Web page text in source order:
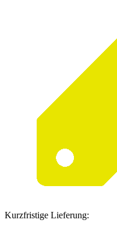
Kurzfristige Lieferung: